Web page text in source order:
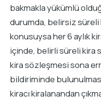
bakmakla yükümlü
durumda, belirsiz
konusuysa her 6 aylık
içinde, belirli süreli kira
kira sözleşmesi sona
bildiriminde
kiracı kiralanandan